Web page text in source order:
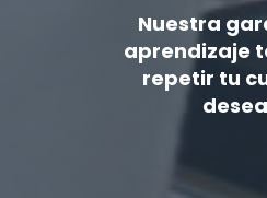
Nuestra
aprendizaje
repetir tu